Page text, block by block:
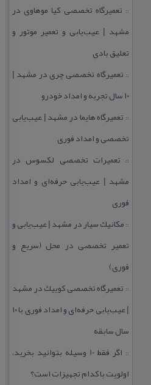
:: تعمیرگاه تخصصی كیا موهاوی در
مشهد | عیب‌یابی و تعمیر موتور و
تعلیق بادی
:: تعمیرگاه تخصصی چری در مشهد |
۱۰ سال تجربه و امداد خودرو
:: تعمیرگاه هایما در مشهد | عیب‌یابی
تخصصی و امداد فوری
:: تعمیرات تخصصی لكسوس در
مشهد | عیب‌یابی حرفه‌ای و امداد
فوری
:: مكانیك سیار در مشهد | عیب‌یابی و
تعمیر تخصصی در محل (سریع و
فوری)
:: تعمیرگاه تخصصی كوییك در مشهد
| عیب‌یابی حرفه‌ای و امداد فوری با ۱۰
سال سابقه
::
اگر فقط 10 وسیله بتوانید بخرید،
اولویت با كدام تجهیزات است؟